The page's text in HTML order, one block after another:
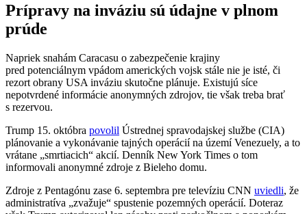
Prípravy na inváziu sú údajne v plnom
prúde
Napriek snahám Caracasu o zabezpečenie krajiny
pred potenciálnym vpádom amerických vojsk stále nie je isté, či
rezort obrany USA inváziu skutočne plánuje. Existujú síce
nepotvrdené informácie anonymných zdrojov, tie však treba brať
s rezervou.
Trump 15. októbra povolil Ústrednej spravodajskej službe (CIA)
plánovanie a vykonávanie tajných operácií na území Venezuely, a to
vrátane „smrtiacich“ akcií. Denník New York Times o tom
informovali anonymné zdroje z Bieleho domu.
Zdroje z Pentagónu zase 6. septembra pre televíziu CNN uviedli, že
administratíva „zvažuje“ spustenie pozemných operácií. Doteraz